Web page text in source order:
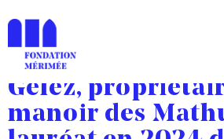
Jour :
Entretien avec
Gelez,
manoir des